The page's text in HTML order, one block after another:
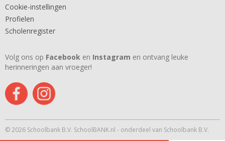
Cookie-instellingen
Profielen
Scholenregister
Volg ons op Facebook en Instagram en ontvang leuke
herinneringen aan vroeger!
© 2026 Schoolbank B.V. SchoolBANK.nl - onderdeel van Schoolbank B.V.